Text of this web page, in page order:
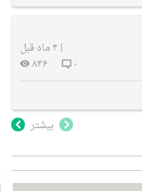
| ۴ ماه قبل
۰
۸۴۶
بیشتر